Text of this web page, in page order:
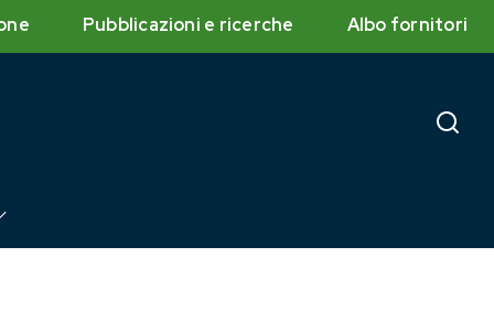
Pubblicazioni e ricerche Albo fornitori